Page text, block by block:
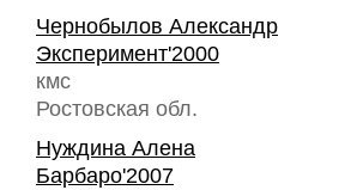
Чернобылов Александр
Эксперимент'2000
кмс
Ростовская обл.
Нуждина Алена
Барбаро'2007